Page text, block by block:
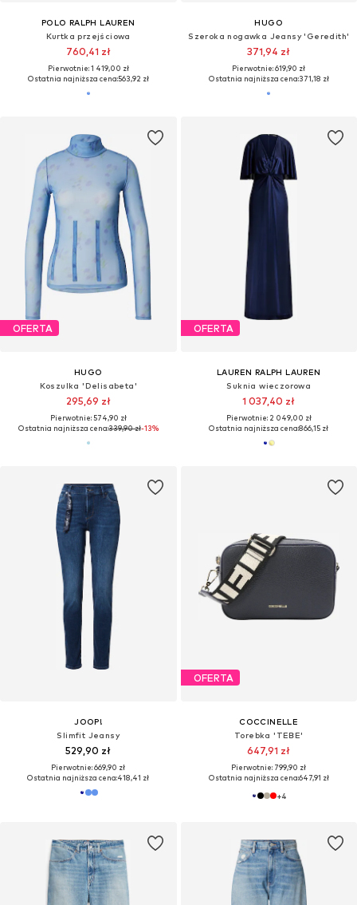
POLO RALPH LAUREN
Kurtka przejściowa
760,41 zł
Pierwotnie: 1 419,00 zł
Ostatnia najniższa cena:563,92 zł
HUGO
Szeroka nogawka Jeansy 'Geredith'
371,94 zł
Pierwotnie: 619,90 zł
Ostatnia najniższa cena:371,18 zł
OFERTA
HUGO
Koszulka 'Delisabeta'
295,69 zł
Pierwotnie: 574,90 zł
Ostatnia najniższa cena:339,90 zł-13%
OFERTA
LAUREN RALPH LAUREN
Suknia wieczorowa
1 037,40 zł
Pierwotnie: 2 049,00 zł
Ostatnia najniższa cena:866,15 zł
JOOP!
Slimfit Jeansy
529,90 zł
Pierwotnie: 669,90 zł
Ostatnia najniższa cena:418,41 zł
OFERTA
COCCINELLE
Torebka 'TEBE'
647,91 zł
Pierwotnie: 799,90 zł
Ostatnia najniższa cena:647,91 zł
+4